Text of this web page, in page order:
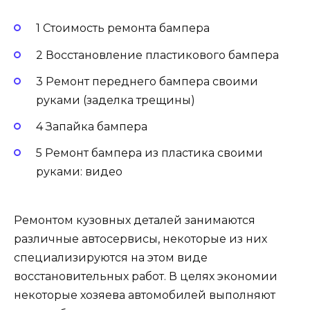
1 Стоимость ремонта бампера
2 Восстановление пластикового бампера
3 Ремонт переднего бампера своими
руками (заделка трещины)
4 Запайка бампера
5 Ремонт бампера из пластика своими
руками: видео
Ремонтом кузовных деталей занимаются
различные автосервисы, некоторые из них
специализируются на этом виде
восстановительных работ. В целях экономии
некоторые хозяева автомобилей выполняют